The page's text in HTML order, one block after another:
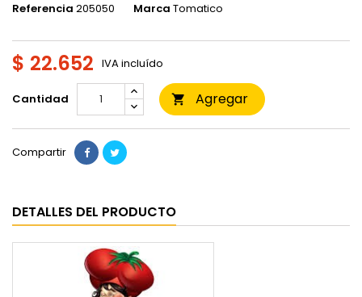
Referencia 205050 Marca Tomatico
$ 22.652 IVA incluído
Cantidad  Agregar
Compartir
DETALLES DEL PRODUCTO